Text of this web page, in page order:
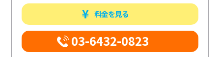
料金を見る
03-6432-0823